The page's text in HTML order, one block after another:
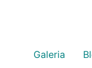
Galeria